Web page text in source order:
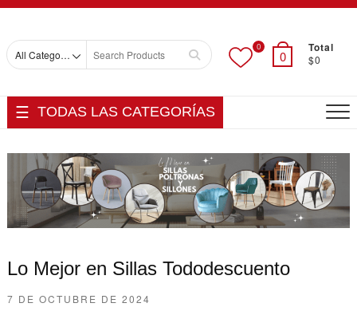
Skip
content
Search
for
0
0
Total
$0
TODAS LAS CATEGORÍAS
Lo Mejor en Sillas Tododescuento
7 DE OCTUBRE DE 2024